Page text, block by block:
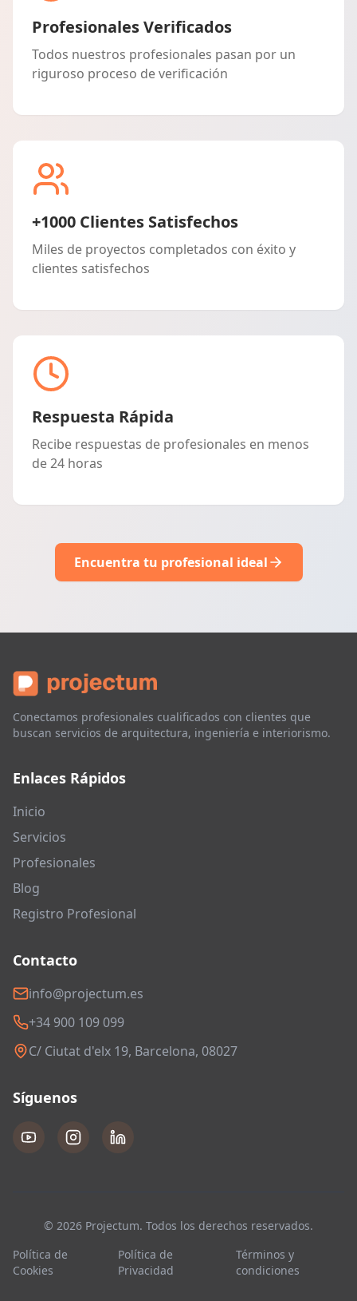
Profesionales Verificados
Todos nuestros profesionales pasan por un
riguroso proceso de verificación
+1000 Clientes Satisfechos
Miles de proyectos completados con éxito y
clientes satisfechos
Respuesta Rápida
Recibe respuestas de profesionales en menos
de 24 horas
Encuentra tu profesional ideal
Conectamos profesionales cualificados con clientes que
buscan servicios de arquitectura, ingeniería e interiorismo.
Enlaces Rápidos
Inicio
Servicios
Profesionales
Blog
Registro Profesional
Contacto
info@projectum.es
+34 900 109 099
C/ Ciutat d'elx 19, Barcelona, 08027
Síguenos
© 2026 Projectum. Todos los derechos reservados.
Política de
Cookies
Política de
Privacidad
Términos y
condiciones